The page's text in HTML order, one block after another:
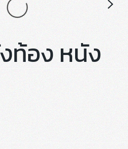
ท้อง หนัง